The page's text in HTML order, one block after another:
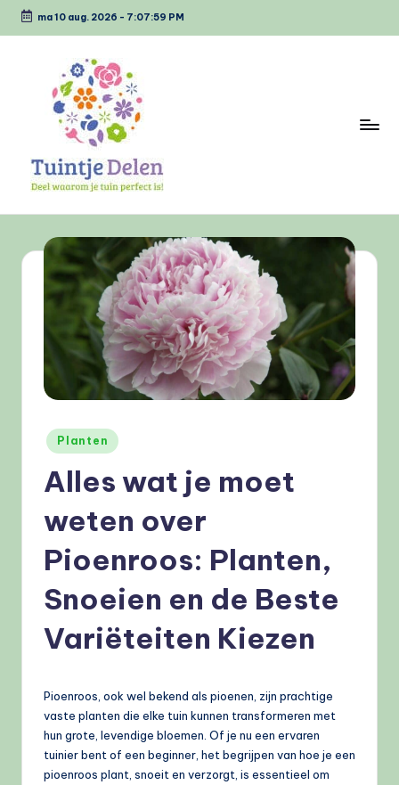
Ga
ma 10 aug. 2026 - 7:07:59 PM
D
jou
perfect
Geplaatst
in
Planten
Alles wat je moet
weten over
Pioenroos: Planten,
Snoeien en de Beste
Variëteiten Kiezen
Pioenroos, ook wel bekend als pioenen, zijn prachtige
vaste planten die elke tuin kunnen transformeren met
hun grote, levendige bloemen. Of je nu een ervaren
tuinier bent of een beginner, het begrijpen van hoe je een
pioenroos plant, snoeit en verzorgt, is essentieel om